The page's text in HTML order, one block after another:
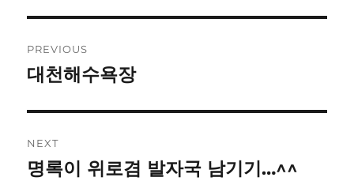
navigation
PREVIOUS
Previous
대천해수욕장
NEXT
Next
명록이 위로겸 발자국 남기기…^^